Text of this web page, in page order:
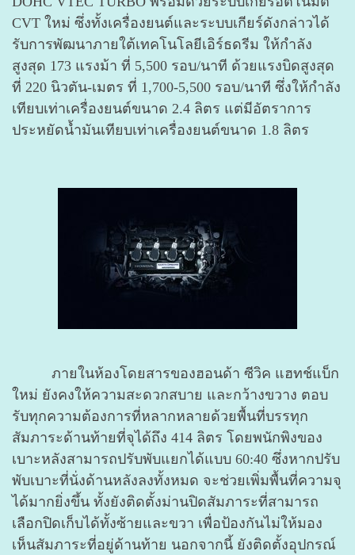
CVT ใหม่ ซึ่งทั้งเครื่องยนต์และระบบเกียร์ดังกล่าวได้
รับการพัฒนาภายใต้เทคโนโลยีเอิร์ธดรีม ให้กำลัง
สูงสุด 173 แรงม้า ที่ 5,500 รอบ/นาที ด้วยแรงบิดสูงสุด
ที่ 220 นิวตัน-เมตร ที่ 1,700-5,500 รอบ/นาที ซึ่งให้กำลัง
เทียบเท่าเครื่องยนต์ขนาด 2.4 ลิตร แต่มีอัตราการ
ประหยัดน้ำมันเทียบเท่าเครื่องยนต์ขนาด 1.8 ลิตร
ภายในห้องโดยสารของฮอนด้า ซีวิค แฮทช์แบ็ก
ใหม่ ยังคงให้ความสะดวกสบาย และกว้างขวาง ตอบ
รับทุกความต้องการที่หลากหลายด้วยพื้นที่บรรทุก
สัมภาระด้านท้ายที่จุได้ถึง 414 ลิตร โดยพนักพิงของ
เบาะหลังสามารถปรับพับแยกได้แบบ 60:40 ซึ่งหากปรับ
พับเบาะที่นั่งด้านหลังลงทั้งหมด จะช่วยเพิ่มพื้นที่ความจุ
ได้มากยิ่งขึ้น ทั้งยังติดตั้งม่านปิดสัมภาระที่สามารถ
เลือกปิดเก็บได้ทั้งซ้ายและขวา เพื่อป้องกันไม่ให้มอง
เห็นสัมภาระที่อยู่ด้านท้าย นอกจากนี้ ยังติดตั้งอุปกรณ์